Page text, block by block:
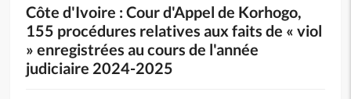
Côte d'Ivoire : Cour d'Appel de Korhogo,
155 procédures relatives aux faits de « viol
» enregistrées au cours de l'année
judiciaire 2024-2025